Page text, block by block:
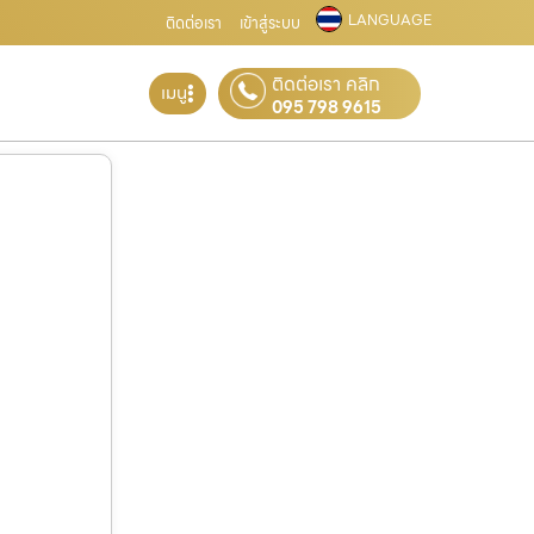
ติดต่อเรา เข้าสู่ระบบ LANGUAGE
เมนู ติดต่อเรา คลิก
095 798 9615